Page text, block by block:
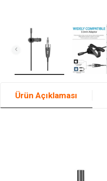
Ürün Açıklaması